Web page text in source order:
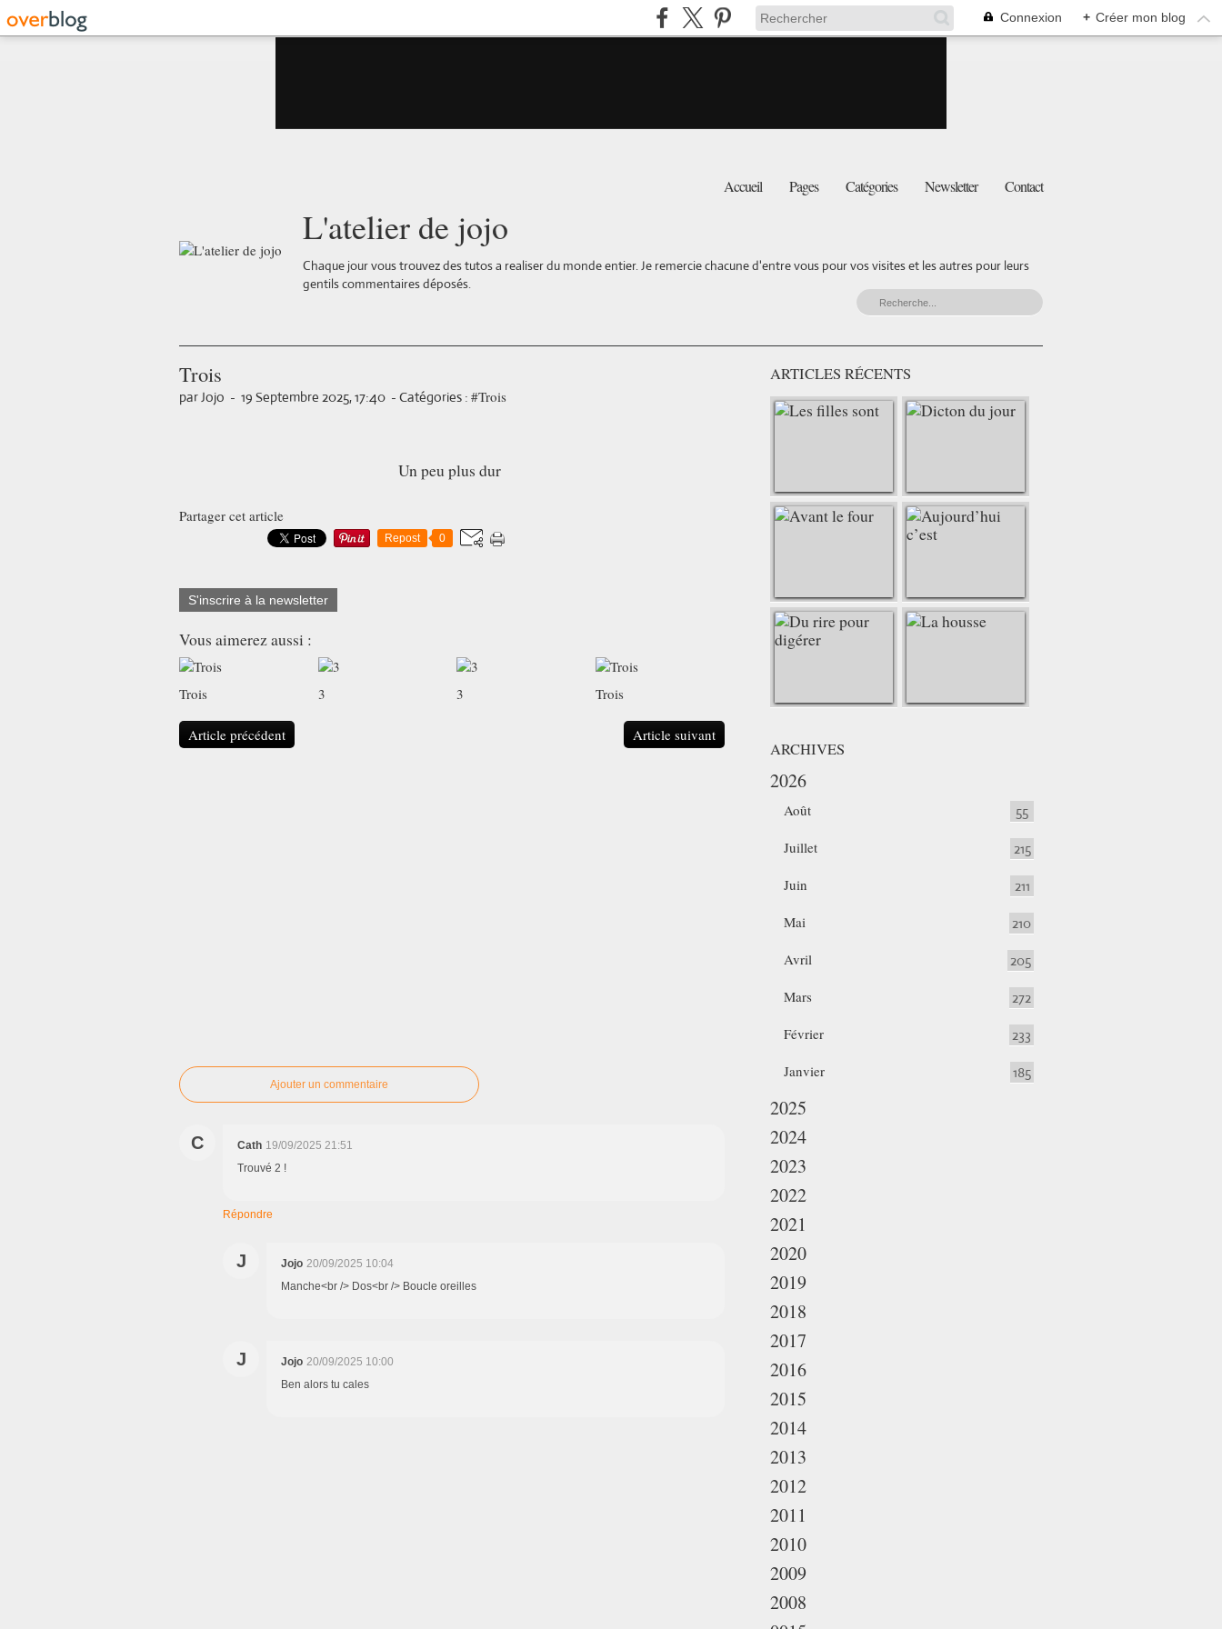
Connexion + Créer mon blog
Accueil Pages Catégories Newsletter Contact
L'atelier de jojo
Chaque jour vous trouvez des tutos a realiser du monde entier. Je remercie chacune d'entre vous pour vos visites et les autres pour leurs
gentils commentaires déposés.
Trois
par Jojo - 19 Septembre 2025, 17:40 - Catégories : #Trois
Un peu plus dur
Partager cet article
Repost 0
S'inscrire à la newsletter
Vous aimerez aussi :
Trois 3 3 Trois
Article précédent Article suivant
Ajouter un commentaire
C Cath 19/09/2025 21:51
Trouvé 2 !
Répondre
J Jojo 20/09/2025 10:04
Manche<br /> Dos<br /> Boucle oreilles
J Jojo 20/09/2025 10:00
Ben alors tu cales
ARTICLES RÉCENTS
ARCHIVES
2026
Août 55
Juillet 215
Juin 211
Mai 210
Avril 205
Mars 272
Février 233
Janvier 185
2025
2024
2023
2022
2021
2020
2019
2018
2017
2016
2015
2014
2013
2012
2011
2010
2009
2008